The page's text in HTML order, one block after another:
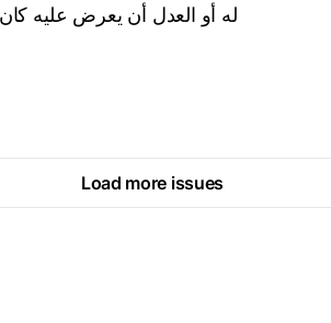
له أو العدل أن يعرض عليه
Load more issues